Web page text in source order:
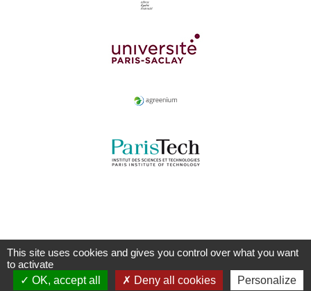
This site uses cookies and gives you control over what you want
to activate
OK, accept all
Deny all cookies Personalize